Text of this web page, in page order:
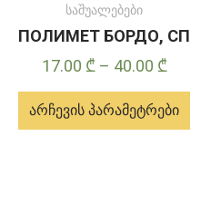
საშუალებები
ПОЛИМЕТ БОРДО, СП
17.00 ₾ – 40.00 ₾Price
range:
17.00 ₾
არჩევის პარამეტრები